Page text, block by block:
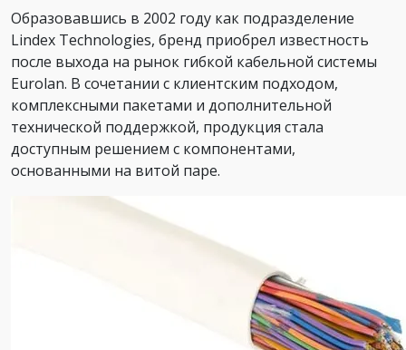
Образовавшись в 2002 году как подразделение
Lindex Technologies, бренд приобрел известность
после выхода на рынок гибкой кабельной системы
Eurolan. В сочетании с клиентским подходом,
комплексными пакетами и дополнительной
технической поддержкой, продукция стала
доступным решением с компонентами,
основанными на витой паре.